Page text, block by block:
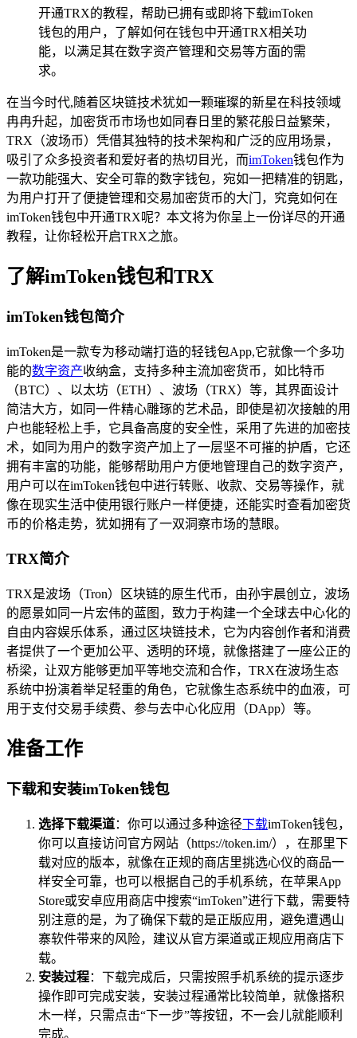
开通TRX的教程，帮助已拥有或即将下载imToken
钱包的用户，了解如何在钱包中开通TRX相关功
能，以满足其在数字资产管理和交易等方面的需
求。
在当今时代,随着区块链技术犹如一颗璀璨的新星在科技领域
冉冉升起，加密货币市场也如同春日里的繁花般日益繁荣，
TRX（波场币）凭借其独特的技术架构和广泛的应用场景，
吸引了众多投资者和爱好者的热切目光，而imToken钱包作为
一款功能强大、安全可靠的数字钱包，宛如一把精准的钥匙，
为用户打开了便捷管理和交易加密货币的大门，究竟如何在
imToken钱包中开通TRX呢？本文将为你呈上一份详尽的开通
教程，让你轻松开启TRX之旅。
了解imToken钱包和TRX
imToken钱包简介
imToken是一款专为移动端打造的轻钱包App,它就像一个多功
能的数字资产收纳盒，支持多种主流加密货币，如比特币
（BTC）、以太坊（ETH）、波场（TRX）等，其界面设计
简洁大方，如同一件精心雕琢的艺术品，即使是初次接触的用
户也能轻松上手，它具备高度的安全性，采用了先进的加密技
术，如同为用户的数字资产加上了一层坚不可摧的护盾，它还
拥有丰富的功能，能够帮助用户方便地管理自己的数字资产，
用户可以在imToken钱包中进行转账、收款、交易等操作，就
像在现实生活中使用银行账户一样便捷，还能实时查看加密货
币的价格走势，犹如拥有了一双洞察市场的慧眼。
TRX简介
TRX是波场（Tron）区块链的原生代币，由孙宇晨创立，波场
的愿景如同一片宏伟的蓝图，致力于构建一个全球去中心化的
自由内容娱乐体系，通过区块链技术，它为内容创作者和消费
者提供了一个更加公平、透明的环境，就像搭建了一座公正的
桥梁，让双方能够更加平等地交流和合作，TRX在波场生态
系统中扮演着举足轻重的角色，它就像生态系统中的血液，可
用于支付交易手续费、参与去中心化应用（DApp）等。
准备工作
下载和安装imToken钱包
选择下载渠道：你可以通过多种途径下载imToken钱包，
你可以直接访问官方网站（https://token.im/），在那里下
载对应的版本，就像在正规的商店里挑选心仪的商品一
样安全可靠，也可以根据自己的手机系统，在苹果App
Store或安卓应用商店中搜索“imToken”进行下载，需要特
别注意的是，为了确保下载的是正版应用，避免遭遇山
寨软件带来的风险，建议从官方渠道或正规应用商店下
载。
安装过程：下载完成后，只需按照手机系统的提示逐步
操作即可完成安装，安装过程通常比较简单，就像搭积
木一样，只需点击“下一步”等按钮，不一会儿就能顺利
完成。